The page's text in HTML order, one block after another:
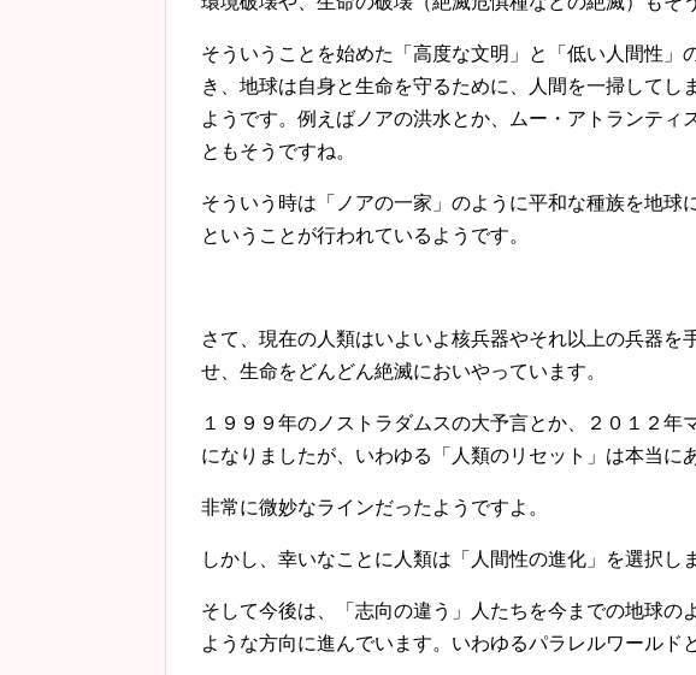
そういうことを始めた「高度な文明」と「低い人間性」
き、地球は自身と生命を守るために、人間を一掃してし
ようです。例えばノアの洪水とか、ムー・アトランティ
ともそうですね。
そういう時は「ノアの一家」のように平和な種族を地球
ということが行われているようです。
さて、現在の人類はいよいよ核兵器やそれ以上の兵器を
せ、生命をどんどん絶滅においやっています。
１９９９年のノストラダムスの大予言とか、２０１２年
になりましたが、いわゆる「人類のリセット」は本当に
非常に微妙なラインだったようですよ。
しかし、幸いなことに人類は「人間性の進化」を選択し
そして今後は、「志向の違う」人たちを今までの地球の
ような方向に進んでいます。いわゆるパラレルワールド